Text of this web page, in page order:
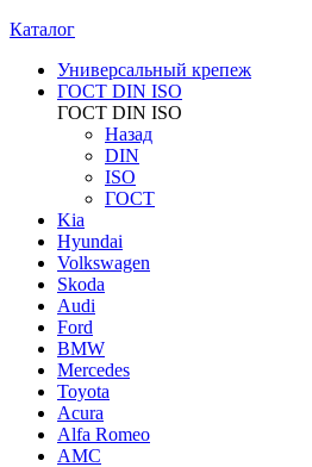
Каталог
Универсальный крепеж
ГОСТ DIN ISO
ГОСТ DIN ISO
Назад
DIN
ISO
ГОСТ
Kia
Hyundai
Volkswagen
Skoda
Audi
Ford
BMW
Mercedes
Toyota
Acura
Alfa Romeo
AMC